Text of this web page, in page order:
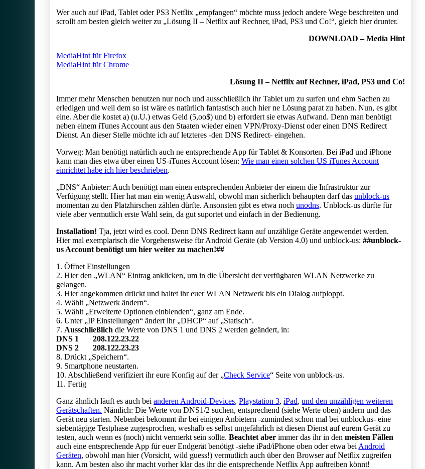
Wer auch auf iPad, Tablet oder PS3 Netflix „empfangen“ möchte muss jedoch andere Wege beschreiten und
scrollt am besten gleich weiter zu „Lösung II – Netflix auf Rechner, iPad, PS3 und Co!“, gleich hier drunter.
DOWNLOAD – Media Hint
MediaHint für Firefox
MediaHint für Chrome
Lösung II – Netflix auf Rechner, iPad, PS3 und Co!
Immer mehr Menschen benutzen nur noch und ausschließlich ihr Tablet um zu surfen und ehm Sachen zu
erledigen und weil dem so ist wäre es natürlich fantastisch auch hier ne Lösung parat zu haben. Nun, es gibt
eine. Aber die kostet a) (u.U.) etwas Geld (5,oo$) und b) erfordert sie etwas Aufwand. Denn man benötigt
neben einem iTunes Account aus den Staaten wieder einen VPN/Proxy-Dienst oder einen DNS Redirect
Dienst. An dieser Stelle möchte ich auf letzteres -den DNS Redirect- eingehen.
Vorweg: Man benötigt natürlich auch ne entsprechende App für Tablet & Konsorten. Bei iPad und iPhone
kann man dies etwa über einen US-iTunes Account lösen:Wie man einen solchen US iTunes Account
einrichtet habe ich hier beschrieben.
„DNS“ Anbieter: Auch benötigt man einen entsprechenden Anbieter der einem die Infrastruktur zur
Verfügung stellt. Hier hat man ein wenig Auswahl, obwohl man sicherlich behaupten darf dasunblock-us
momentan zu den Platzhirschen zählen dürfte. Ansonsten gibt es etwa nochunodns. Unblock-us dürfte für
viele aber vermutlich erste Wahl sein, da gut suportet und einfach in der Bedienung.
Installation! Tja, jetzt wird es cool. Denn DNS Redirect kann auf unzählige Geräte angewendet werden.
Hier mal exemplarisch die Vorgehensweise für Android Geräte (ab Version 4.0) und unblock-us:##unblock-
us Account benötigt um hier weiter zu machen!##
1. Öffnet Einstellungen
2. Hier den „WLAN“ Eintrag anklicken, um in die Übersicht der verfügbaren WLAN Netzwerke zu
gelangen.
3. Hier angekommen drückt und haltet ihr euer WLAN Netzwerk bis ein Dialog aufploppt.
4. Wählt „Netzwerk ändern“.
5. Wählt „Erweiterte Optionen einblenden“, ganz am Ende.
6. Unter „IP Einstellungen“ ändert ihr „DHCP“ auf „Statisch“.
7. Ausschließlich die Werte von DNS 1 und DNS 2 werden geändert, in:
DNS 1 208.122.23.22
DNS 2 208.122.23.23
8. Drückt „Speichern“.
9. Smartphone neustarten.
10. Abschließend verifiziert ihr eure Konfig auf der „Check Service“ Seite von unblock-us.
11. Fertig
Ganz ähnlich läuft es auch beianderen Android-Devices,Playstation 3,iPad,und den unzähligen weiteren
Gerätschaften. Nämlich: Die Werte von DNS1/2 suchen, entsprechend (siehe Werte oben) ändern und das
Gerät neu starten. Nebenbei bekommt ihr bei einigen Anbietern -zumindest schon mal bei unblockus- eine
siebentägige Testphase zugesprochen, weshalb es selbst ungefährlich ist diesen Dienst auf eurem Gerät zu
testen, auch wenn es (noch) nicht vermerkt sein sollte.Beachtet aber immer das ihr in denmeisten Fällen
auch eine entsprechende App für euer Endgerät benötigt -siehe iPad/iPhone oben oder etwa bei Android
Geräten, obwohl man hier (Vorsicht, wild guess!) vermutlich auch über den Browser auf Netflix zugreifen
kann. Am besten also ihr macht vorher klar das ihr die entsprechende Netflix App auftreiben könnt!